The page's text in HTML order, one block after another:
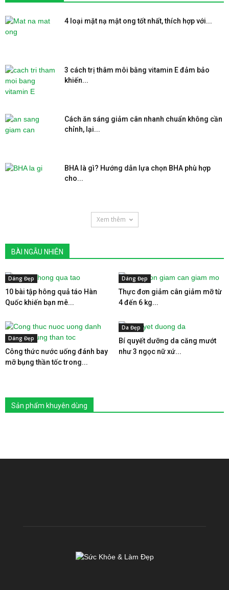
4 loại mặt nạ mật ong tốt nhất, thích hợp với...
3 cách trị thâm môi bằng vitamin E đảm bảo
khiến...
Cách ăn sáng giảm cân nhanh chuẩn không cần
chỉnh, lại...
BHA là gì? Hướng dẫn lựa chọn BHA phù hợp
cho...
Xem thêm
BÀI NGẪU NHIÊN
Dáng Đẹp
10 bài tập hông quả táo Hàn
Quốc khiến bạn mê...
Dáng Đẹp
Thực đơn giảm cân giảm mỡ từ
4 đến 6 kg...
Dáng Đẹp
Công thức nước uống đánh bay
mỡ bụng thần tốc trong...
Da Đẹp
Bí quyết dưỡng da căng mướt
như 3 ngọc nữ xứ...
Sản phẩm khuyên dùng